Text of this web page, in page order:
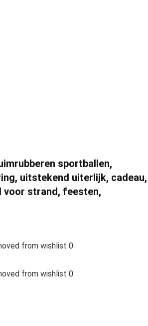
sportballen,
uitstekend uiterlijk, cadeau,
voor strand, feesten,
from wishlist 0
from wishlist 0